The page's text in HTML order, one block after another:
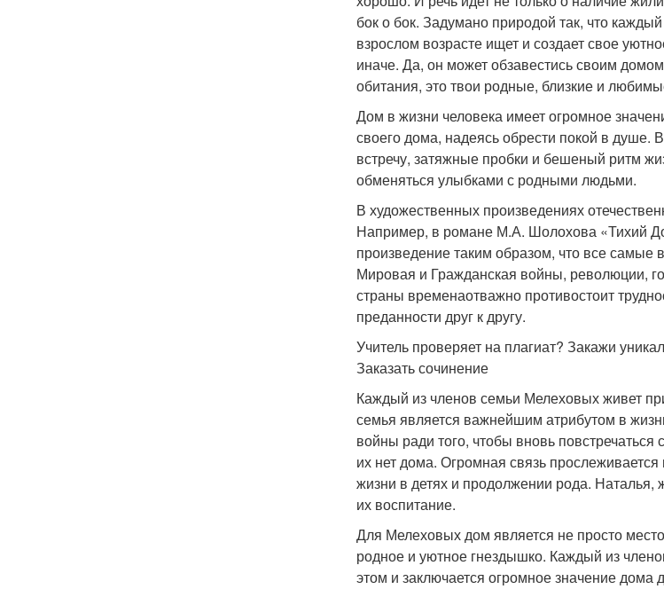
бок о бок. Задумано природой так, что
взрослом возрасте ищет и создает свое
иначе. Да, он может обзавестись своим
обитания, это твои родные, близкие и
Дом в жизни человека имеет огромное
своего дома, надеясь обрести покой в душе.
встречу, затяжные пробки и бешеный ритм
обменяться улыбками с родными людьми.
В художественных произведениях
Например, в романе М.А. Шолохова «Тихий
произведение таким образом, что все
Мировая и Гражданская войны, революции,
страны временаотважно противостоит
преданности друг к другу.
Учитель проверяет на плагиат? Закажи
Заказать сочинение
Каждый из членов семьи Мелеховых живет
семья является важнейшим атрибутом в
войны ради того, чтобы вновь
их нет дома. Огромная связь
жизни в детях и продолжении рода. Наталья,
их воспитание.
Для Мелеховых дом является не просто
родное и уютное гнездышко. Каждый из
этом и заключается огромное значение дома